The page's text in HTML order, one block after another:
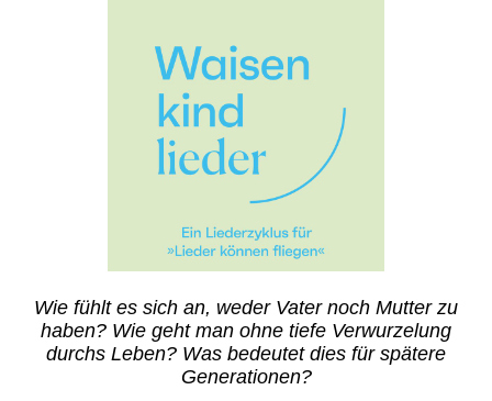
Wie fühlt es sich an, weder Vater noch Mutter zu
haben? Wie geht man ohne tiefe Verwurzelung
durchs Leben? Was bedeutet dies für spätere
Generationen?